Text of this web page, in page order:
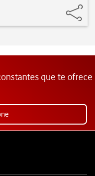
que te ofrece
Vodafone